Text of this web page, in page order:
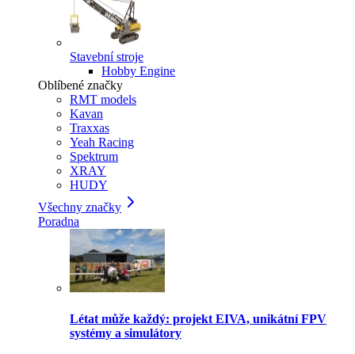
Stavební stroje
Hobby Engine
Oblíbené značky
RMT models
Kavan
Traxxas
Yeah Racing
Spektrum
XRAY
HUDY
Všechny značky
Poradna
Létat může každý: projekt EIVA, unikátní FPV
systémy a simulátory